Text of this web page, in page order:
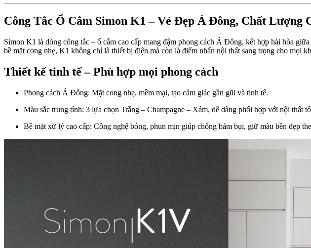
Công Tắc Ổ Cắm Simon K1 – Vẻ Đẹp Á Đông, Chất Lượng
Simon K1 là dòng công tắc – ổ cắm cao cấp mang đậm phong cách Á Đông, kết hợp hài hòa
bề mặt cong nhẹ, K1 không chỉ là thiết bị điện mà còn là điểm nhấn nội thất sang trọng cho mọi
Thiết kế tinh tế – Phù hợp mọi phong cách
Phong cách Á Đông: Mặt cong nhẹ, mềm mại, tạo cảm giác gần gũi và tinh tế.
Màu sắc trung tính: 3 lựa chọn Trắng – Champagne – Xám, dễ dàng phối hợp với nội thất
Bề mặt xử lý cao cấp: Công nghệ bóng, phun mịn giúp chống bám bụi, giữ màu bền đẹp